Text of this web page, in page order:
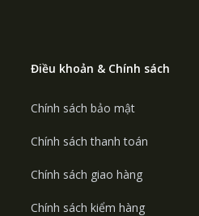
Điều khoản & Chính sách
Chính sách bảo mật
Chính sách thanh toán
Chính sách giao hàng
Chính sách kiểm hàng